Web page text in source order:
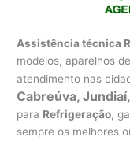
Assistência técnica
modelos, aparelhos
atendimento nas
Cabreúva,
para Refrigeração,
sempre os melhores